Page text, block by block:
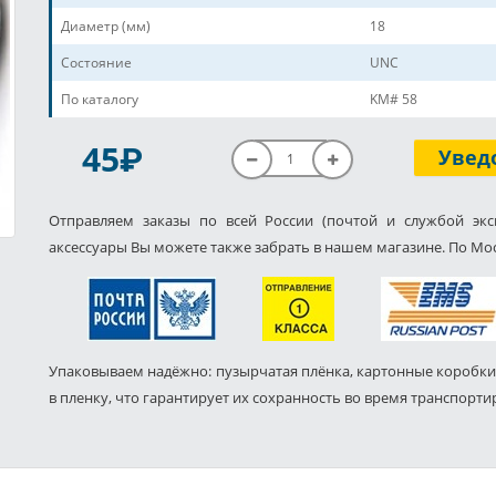
Диаметр (мм)
18
Состояние
UNC
По каталогу
KM# 58
45P
Отправляем заказы по всей России (почтой и службой
аксессуары Вы можете также забрать в нашем магазине. По
Упаковываем надёжно: пузырчатая плёнка, картонные
в пленку, что гарантирует их сохранность во время